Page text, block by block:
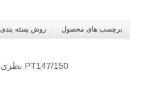
روش بسته بندی برچسب های محصول
بطری شیشه ای اسپریر PT147/150